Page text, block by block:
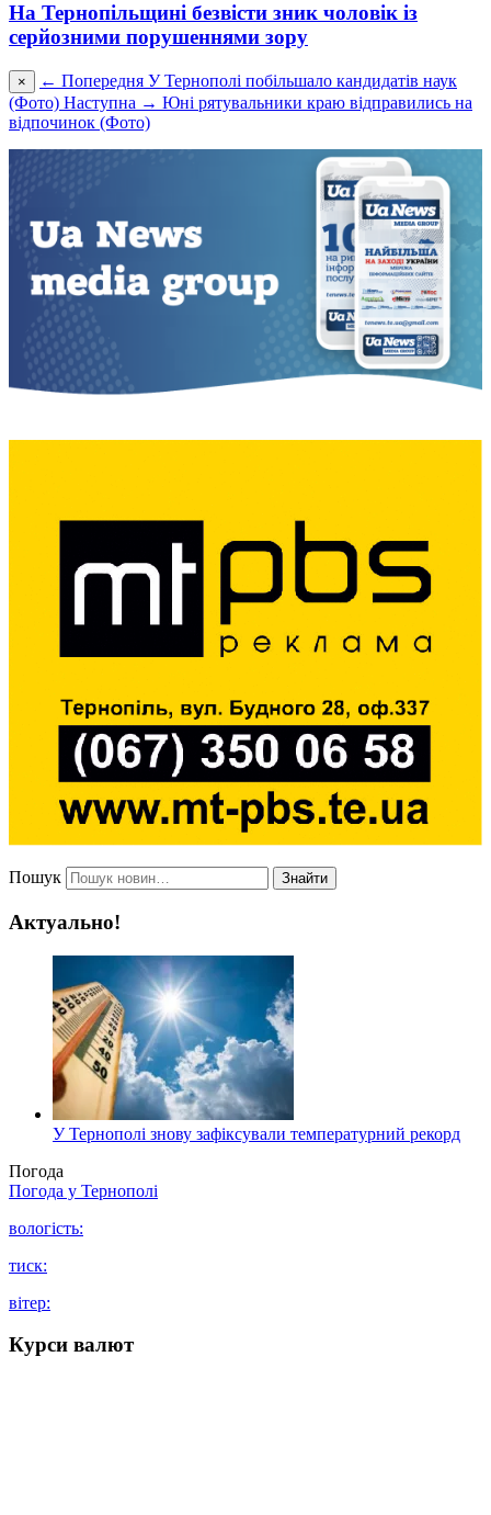
На Тернопільщині безвісти зник чоловік із
серйозними порушеннями зору
× ← Попередня У Тернополі побільшало кандидатів наук
(Фото) Наступна → Юні рятувальники краю відправились на
відпочинок (Фото)
Пошук Знайти
Актуально!
У Тернополі знову зафіксували температурний рекорд
Погода
Погода у Тернополі
вологість:
тиск:
вітер:
Курси валют